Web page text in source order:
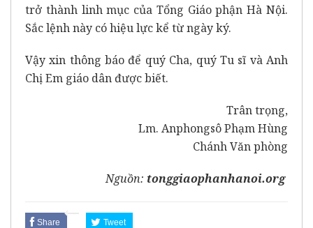
trở thành linh mục của Tổng Giáo phận Hà Nội.
Sắc lệnh này có hiệu lực kể từ ngày ký.
Vậy xin thông báo để quý Cha, quý Tu sĩ và Anh
Chị Em giáo dân được biết.
Trân trọng,
Lm. Anphongsô Phạm Hùng
Chánh Văn phòng
Nguồn: tonggiaophanhanoi.org
Share Tweet